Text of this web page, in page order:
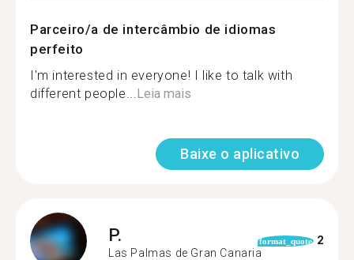
Parceiro/a de intercâmbio de idiomas
perfeito
I'm interested in everyone! I like to talk with
different people... Leia mais
Baixe o aplicativo
P.
Las Palmas de Gran Canaria
format_quote 2